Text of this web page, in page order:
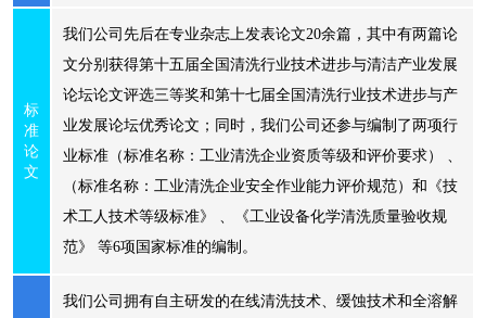
标
准
论
文
我们公司先后在专业杂志上发表论文20余篇，其中有两篇论
文分别获得第十五届全国清洗行业技术进步与清洁产业发展
论坛论文评选三等奖和第十七届全国清洗行业技术进步与产
业发展论坛优秀论文；同时，我们公司还参与编制了两项行
业标准（标准名称：工业清洗企业资质等级和评价要求） 、
（标准名称：工业清洗企业安全作业能力评价规范）和《技
术工人技术等级标准》 、《工业设备化学清洗质量验收规
范》 等6项国家标准的编制。
我们公司拥有自主研发的在线清洗技术、缓蚀技术和全溶解